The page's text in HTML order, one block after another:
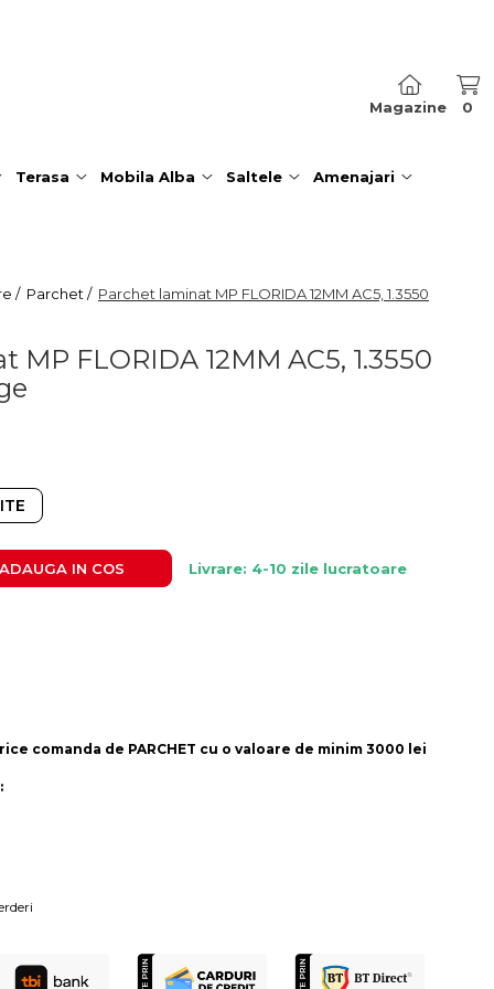
Magazine 0
Terasa Mobila Alba Saltele Amenajari
/ Parchet / Parchet laminat MP FLORIDA 12MM AC5, 1.3550
MP FLORIDA 12MM AC5, 1.3550
ADAUGA IN COS Livrare: 4-10 zile lucratoare
comanda de PARCHET cu o valoare de minim 3000 lei